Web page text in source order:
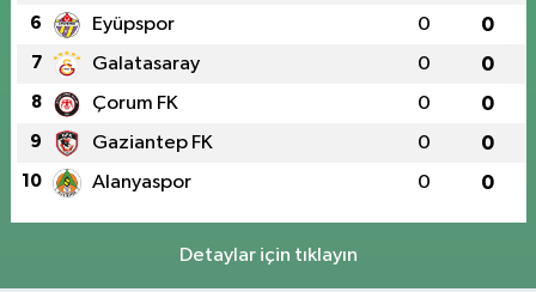
6 Eyüpspor 0 0
7 Galatasaray 0 0
8 Çorum FK 0 0
9 Gaziantep FK 0 0
10 Alanyaspor 0 0
Detaylar için tıklayın